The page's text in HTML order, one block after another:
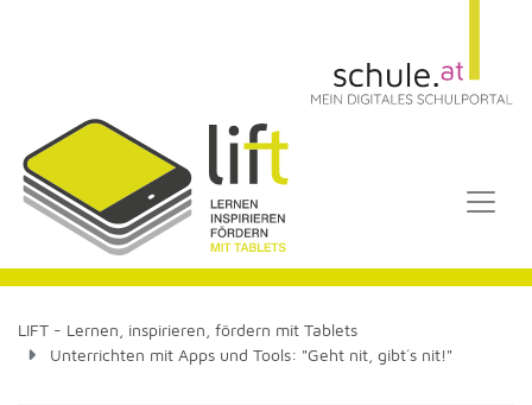
LIFT - Lernen, inspirieren, fördern mit Tablets
Unterrichten mit Apps und Tools: "Geht nit, gibt´s nit!"